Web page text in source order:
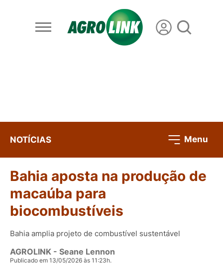
NOTÍCIAS Menu
Bahia aposta na produção de
macaúba para
biocombustíveis
Bahia amplia projeto de combustível sustentável
AGROLINK - Seane Lennon
Publicado em 13/05/2026 às 11:23h.